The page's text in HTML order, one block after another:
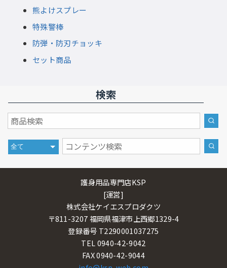
熊よけスプレー
特殊警棒
防弾・防刃チョッキ
セット商品
検索
護身用品専門店KSP
[運営]
株式会社ケイエスプロダクツ
〒811-3207 福岡県福津市上西郷1329-4
登録番号 T2290001037275
TEL 0940-42-9042
FAX 0940-42-9044